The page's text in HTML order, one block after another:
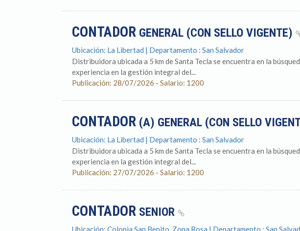
CONTADORGENERAL (CON SELLO VIGENTE)
Ubicación: La Libertad | Departamento : San Salvador
Distribuidora ubicada a 5 km de Santa Tecla se encuentra en la
experiencia en la gestión integral del...
Publicación: 28/07/2026 - Salario: 1200
CONTADOR(A) GENERAL (CON SELLO
Ubicación: La Libertad | Departamento : San Salvador
Distribuidora ubicada a 5 km de Santa Tecla se encuentra en la
experiencia en la gestión integral del...
Publicación: 27/07/2026 - Salario: 1200
CONTADORSENIOR
Ubicación: Colonia San Benito, Zona Rosa | Departamento : San